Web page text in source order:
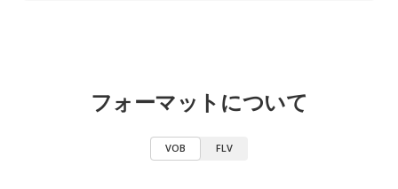
フォーマットについて
VOB FLV